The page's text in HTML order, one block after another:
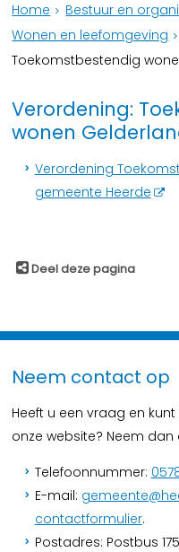
Home Bestuur en
Wonen en leefomgeving
Toekomstbestendig
Verordening:
wonen
Verordening
gemeente Heerde
Deel deze pagina
Neem contact op
Heeft u een vraag en
onze website? Neem
Telefoonnummer:
E-mail:
contactformulier.
Postadres: Postbus